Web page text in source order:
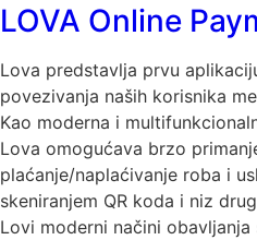
LOVA Online
Lova predstavlja prvu
povezivanja naših korisnika
Kao moderna i
Lova omogućava brzo
plaćanje/naplaćivanje roba i
skeniranjem QR koda i niz
Lovi moderni načini